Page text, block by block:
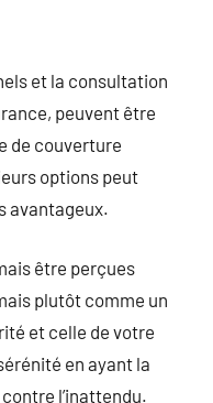
et la consultation
peuvent être
de couverture
options peut
avantageux.
être perçues
plutôt comme un
et celle de votre
en ayant la
l’inattendu.